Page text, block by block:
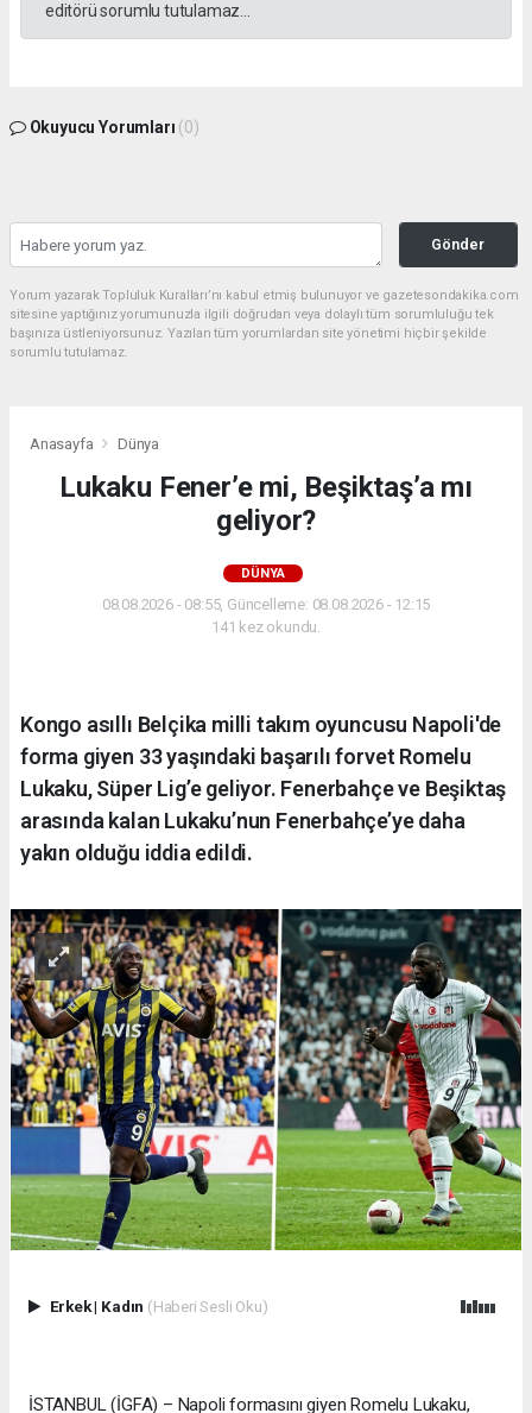
editörü sorumlu tutulamaz...
Okuyucu Yorumları (0)
Gönder
Yorum yazarak Topluluk Kuralları’nı kabul etmiş bulunuyor ve gazetesondakika.com
sitesine yaptığınız yorumunuzla ilgili doğrudan veya dolaylı tüm sorumluluğu tek
başınıza üstleniyorsunuz. Yazılan tüm yorumlardan site yönetimi hiçbir şekilde
sorumlu tutulamaz.
Anasayfa Dünya
Lukaku Fener’e mi, Beşiktaş’a mı
geliyor?
DÜNYA
08.08.2026 - 08:55, Güncelleme: 08.08.2026 - 12:15
141 kez okundu.
Kongo asıllı Belçika milli takım oyuncusu Napoli'de
forma giyen 33 yaşındaki başarılı forvet Romelu
Lukaku, Süper Lig’e geliyor. Fenerbahçe ve Beşiktaş
arasında kalan Lukaku’nun Fenerbahçe’ye daha
yakın olduğu iddia edildi.
Erkek| Kadın (Haberi Sesli Oku)
İSTANBUL (İGFA) – Napoli formasını giyen Romelu Lukaku,